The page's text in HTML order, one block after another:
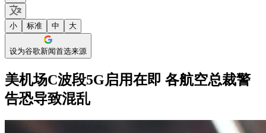
小 标准 中 大
设为谷歌新闻首选来源
美机场C波段5G启用在即 各航空总裁警
告恐导致混乱